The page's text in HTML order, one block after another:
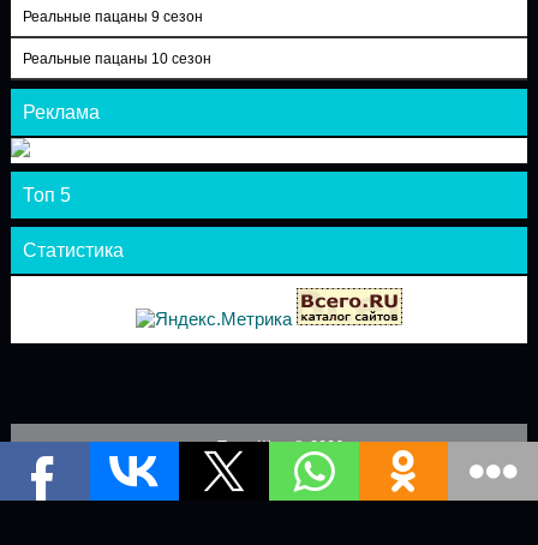
Реальные пацаны 9 сезон
Реальные пацаны 10 сезон
Реклама
Топ 5
Статистика
Теле-Шоу © 2026